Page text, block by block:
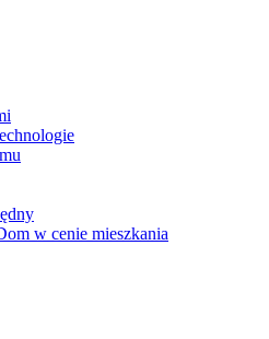
w cenie mieszkania